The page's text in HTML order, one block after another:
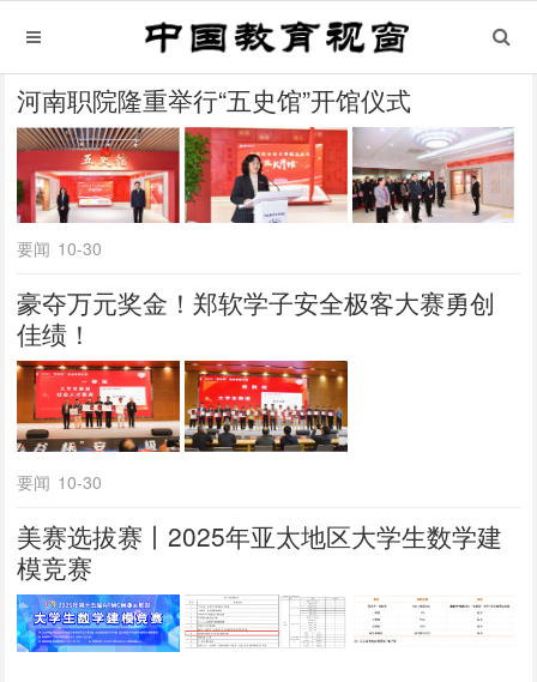
河南职院隆重举行“五史馆”开馆仪式
要闻 10-30
豪夺万元奖金！郑软学子安全极客大赛勇创
佳绩！
要闻 10-30
美赛选拔赛丨2025年亚太地区大学生数学建
模竞赛